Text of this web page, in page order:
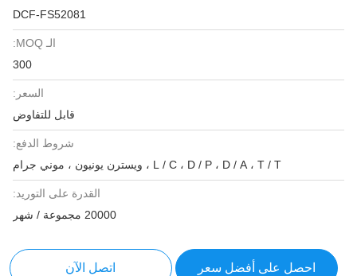
DCF-FS52081
الـ MOQ:
300
السعر:
قابل للتفاوض
شروط الدفع:
L / C ، D / P ، D / A ، T / T ، ويسترن يونيون ، موني جرام
القدرة على التوريد:
20000 مجموعة / شهر
احصل على أفضل سعر اتصل الآن